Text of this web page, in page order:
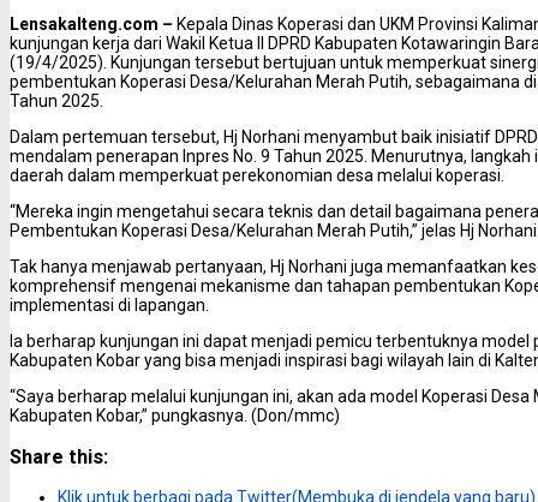
Lensakalteng.com – Kepala Dinas Koperasi dan UKM Provinsi
kunjungan kerja dari Wakil Ketua II DPRD Kabupaten Kotawaringin
(19/4/2025). Kunjungan tersebut bertujuan untuk memperkuat
pembentukan Koperasi Desa/Kelurahan Merah Putih, sebagaimana
Tahun 2025.
Dalam pertemuan tersebut, Hj Norhani menyambut baik inisiatif
mendalam penerapan Inpres No. 9 Tahun 2025. Menurutnya,
daerah dalam memperkuat perekonomian desa melalui koperasi.
“Mereka ingin mengetahui secara teknis dan detail bagaimana
Pembentukan Koperasi Desa/Kelurahan Merah Putih,” jelas Hj
Tak hanya menjawab pertanyaan, Hj Norhani juga memanfaatkan
komprehensif mengenai mekanisme dan tahapan pembentukan
implementasi di lapangan.
Ia berharap kunjungan ini dapat menjadi pemicu terbentuknya model
Kabupaten Kobar yang bisa menjadi inspirasi bagi wilayah lain di
“Saya berharap melalui kunjungan ini, akan ada model Koperasi
Kabupaten Kobar,” pungkasnya. (Don/mmc)
Share this:
Klik untuk berbagi pada Twitter(Membuka di jendela yang baru)